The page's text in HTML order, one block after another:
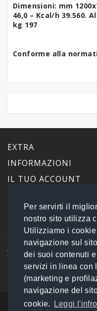
Per servirti il
nostro sito utilizza
Utilizziamo i
navigazione sul
dei suoi contenuti
servizi in linea con
(marketing e
navigazione del
cookie.
Leggi
Dimensioni: mm
46,0 – Kcal/h 39.560.
kg 197
Conforme alla
EXTRA
INFORMAZIONI
IL TUO ACCOUNT
PrimaScelta Point
è un marchio di
Global Service B2B Srls
Via Tolemaide, 15 -
P.IVA 14693851009 REA:
Tel: 06 45548245